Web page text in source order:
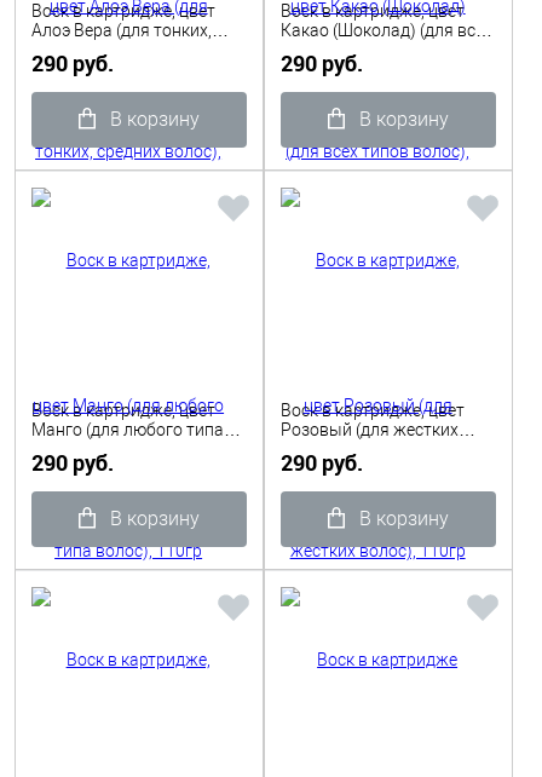
Воск в картридже, цвет
Алоэ Вера (для тонких,
Depilflax
290 руб.
В корзину
Воск в картридже, цвет
Какао (Шоколад) (для всех
Depilflax
290 руб.
В корзину
Воск в картридже, цвет
Манго (для любого типа
290 руб.
В корзину
Воск в картридже, цвет
Розовый (для жестких
290 руб.
В корзину